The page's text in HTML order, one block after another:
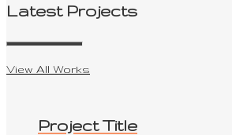
Latest Projects
View All Works
Project Title